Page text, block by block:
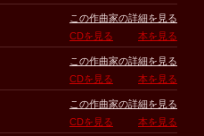
この作曲家の詳細を見る
CDを見る
本を見る
この作曲家の詳細を見る
CDを見る
本を見る
この作曲家の詳細を見る
CDを見る
本を見る